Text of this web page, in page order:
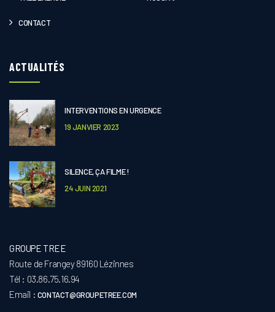
CONTACT
ACTUALITÉS
INTERVENTIONS EN URGENCE
19 JANVIER 2023
SILENCE, ÇA FILME !
24 JUIN 2021
GROUPE TREE
Route de Frangey 89160 Lézinnes
Tél : 03.86.75.16.94
Email : CONTACT@GROUPETREE.COM